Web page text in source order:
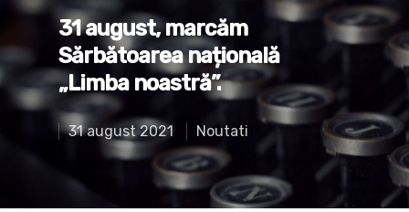
31 august, marcăm
Sărbătoarea națională
„Limba noastră”.
31 august 2021 Noutati